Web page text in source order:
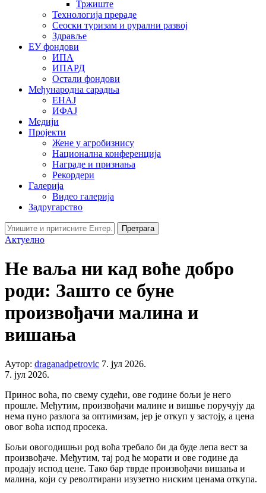
Тржиште
Технологија прераде
Сеоски туризам и рурални развој
Здравље
ЕУ фондови
ИПА
ИПАРД
Остали фондови
Међународна сарадња
ЕНАЈ
ИФАЈ
Медији
Пројекти
Жене у агробизнису
Национална конференција
Награде и признања
Рекордери
Галерија
Видео галерија
Задругарство
Претрага
Актуелно
Не ваља ни кад воће добро
роди: Зашто се буне
произвођачи малина и
вишања
Аутор: draganadpetrovic 7. јул 2026.
7. јул 2026.
Принос воћа, по свему судећи, ове године бољи је него
прошле. Међутим, произвођачи малине и вишње поручују да
нема пуно разлога за оптимизам, јер је откуп у застоју, а цена
овог воћа испод просека.
Бољи овогодишњи род воћа требало би да буде лепа вест за
произвођаче. Међутим, тај род ће морати и ове године да
продају испод цене. Тако бар тврде произвођачи вишања и
малина, који су револтирани изузетно ниским ценама откупа.